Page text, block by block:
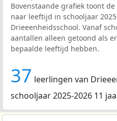
Bovenstaande grafiek toont
naar leeftijd in schooljaar
Drieeenheidsschool. Vanaf
aantallen alleen getoond als
bepaalde leeftijd hebben.
37 leerlingen van
schooljaar 2025-2026 11